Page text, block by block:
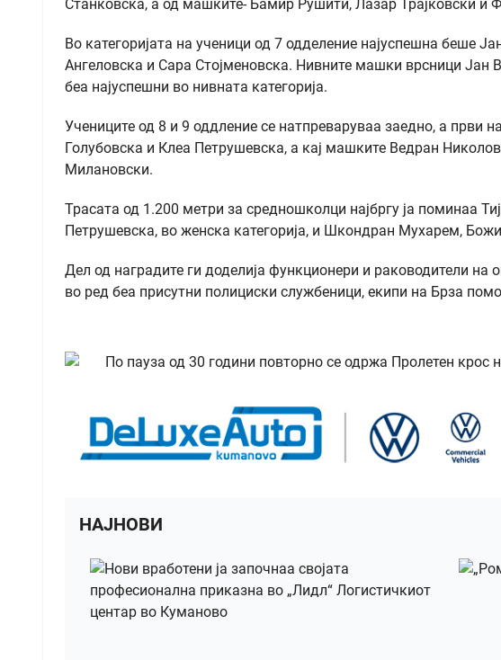
Станковска, а од машките- Бамир Рушити, Лазар Трајковски и
Во категоријата на ученици од 7 одделение најуспешна беше
Ангеловска и Сара Стојменовска. Нивните машки врсници Јан
беа најуспешни во нивната категорија.
Учениците од 8 и 9 оддление се натпреваруваа заедно, а први
Голубовска и Клеа Петрушевска, а кај машките Ведран
Милановски.
Трасата од 1.200 метри за средношколци најбргу ја поминаа
Петрушевска, во женска категорија, и Шкондран Мухарем,
Дел од наградите ги доделија функционери и раководители
во ред беа присутни полициски службеници, екипи на Брза
НАЈНОВИ